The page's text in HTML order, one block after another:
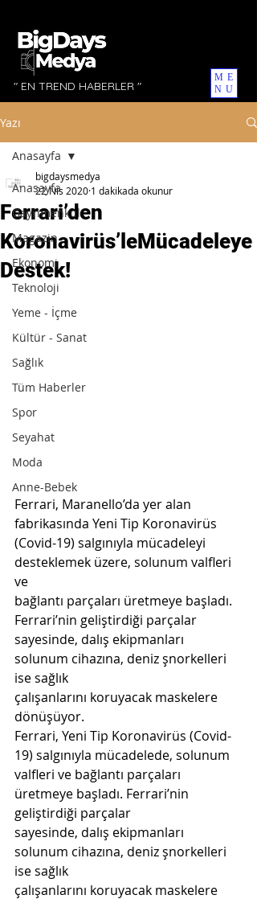
ME
NU
" EN TREND HABERLER "
Yazı
Anasayfa
Gayrimenkul
Magazin
Ekonomi
Teknoloji
Yeme - İçme
Kültür - Sanat
Sağlık
Tüm Haberler
Spor
Seyahat
Moda
Anne-Bebek
Anasayfa
Ferrari’den
Koronavirüs’leMücadeleye
Destek!
bigdaysmedya
22 Nis 2020 1 dakikada okunur
Ferrari, Maranello’da yer alan
fabrikasında Yeni Tip Koronavirüs
(Covid-19) salgınıyla mücadeleyi
desteklemek üzere, solunum valfleri
ve
bağlantı parçaları üretmeye başladı.
Ferrari’nin geliştirdiği parçalar
sayesinde, dalış ekipmanları
solunum cihazına, deniz şnorkelleri
ise sağlık
çalışanlarını koruyacak maskelere
dönüşüyor.
Ferrari, Yeni Tip Koronavirüs (Covid-
19) salgınıyla mücadelede, solunum
valfleri ve bağlantı parçaları
üretmeye başladı. Ferrari’nin
geliştirdiği parçalar
sayesinde, dalış ekipmanları
solunum cihazına, deniz şnorkelleri
ise sağlık
çalışanlarını koruyacak maskelere